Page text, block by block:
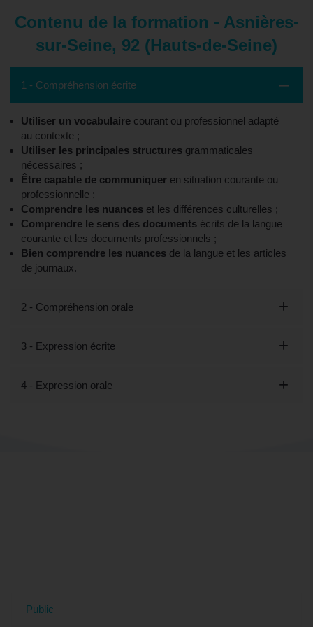
Contenu de la formation - Asnières-
sur-Seine, 92 (Hauts-de-Seine)
1 - Compréhension écrite
Utiliser un vocabulaire courant ou professionnel adapté
au contexte ;
Utiliser les principales structures grammaticales
nécessaires ;
Être capable de communiquer en situation courante ou
professionnelle ;
Comprendre les nuances et les différences culturelles ;
Comprendre le sens des documents écrits de la langue
courante et les documents professionnels ;
Bien comprendre les nuances de la langue et les articles
de journaux.
2 - Compréhension orale
3 - Expression écrite
4 - Expression orale
Public